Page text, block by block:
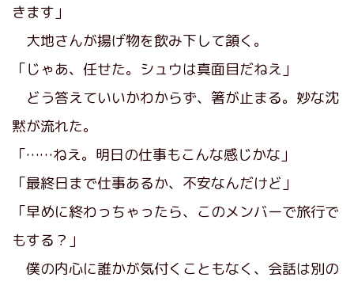
きます」
大地さんが揚げ物を飲み下して頷く。
「じゃあ、任せた。シュウは真面目だねえ」
どう答えていいかわからず、箸が止まる。妙な沈
黙が流れた。
「……ねえ。明日の仕事もこんな感じかな」
「最終日まで仕事あるか、不安なんだけど」
「早めに終わっちゃったら、このメンバーで旅行で
もする？」
僕の内心に誰かが気付くこともなく、会話は別の